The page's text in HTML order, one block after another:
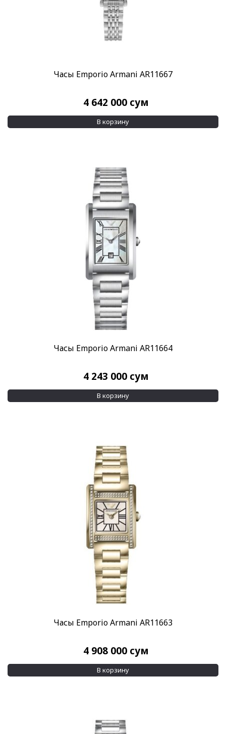
Часы Emporio Armani AR11667
4 642 000 сум
В корзину
Часы Emporio Armani AR11664
4 243 000 сум
В корзину
Часы Emporio Armani AR11663
4 908 000 сум
В корзину